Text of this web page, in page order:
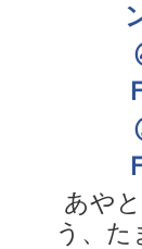
あや
う、た